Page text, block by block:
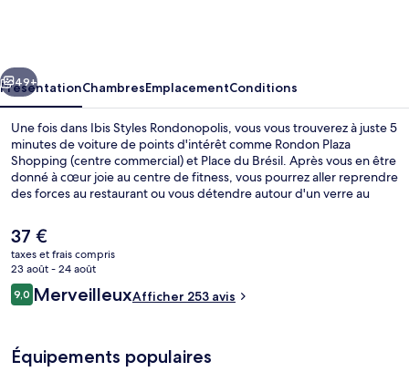
Suivant
49+
PrésentationChambresEmplacementConditions
Une fois dans Ibis Styles Rondonopolis, vous vous trouverez à juste 5
minutes de voiture de points d'intérêt comme Rondon Plaza
Shopping (centre commercial) et Place du Brésil. Après vous en être
donné à cœur joie au centre de fitness, vous pourrez aller reprendre
des forces au restaurant ou vous détendre autour d'un verre au
snack-bar/une épicerie fine et un jardin.
Le
prix
actuel
est
de
37 €
taxes et frais compris
23 août - 24 août
Avis
voyageurs
9,09,0 sur 10
MerveilleuxAfficher 253 avis
Équipements populaires